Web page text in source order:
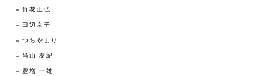
竹花正弘
田辺京子
つちやまり
当山 友紀
豊増 一雄